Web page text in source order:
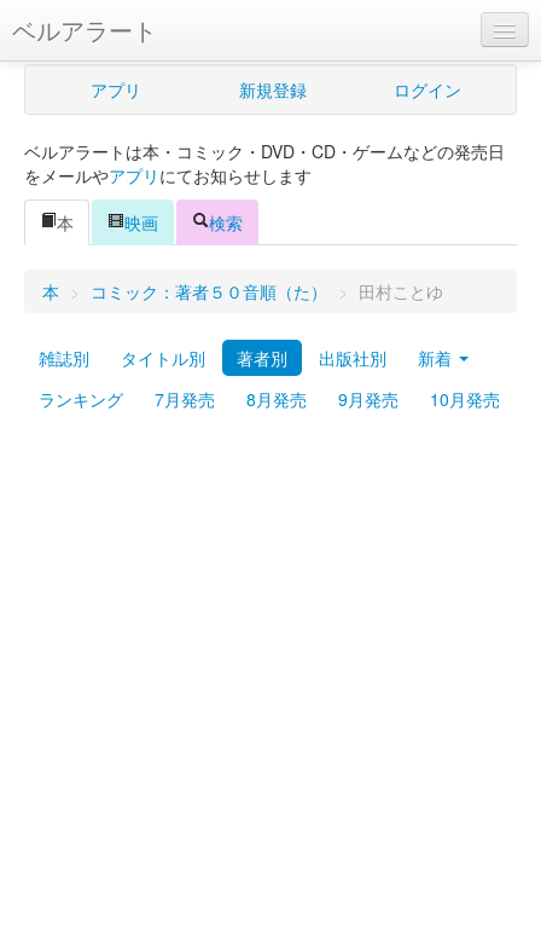
ベルアラート
ベルアラートとは
新規登録
ログイン
Myシェルフ
プレミアム
アプリ 新規登録 ログイン
ベルアラートは本・コミック・DVD・CD・ゲームなどの発売日
をメールやアプリ にてお知らせします
本
映画 検索
本 > コミック：著者５０音順（た） > 田村ことゆ
雑誌別 タイトル別 著者別 出版社別
新着
ランキング
7月発売 8月発売 9月発売 10月発売